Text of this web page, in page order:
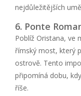
nejdůležitějších
6. Ponte
Poblíž Oristana, ve
římský most, který
ostrově. Tento
připomíná dobu,
říše.